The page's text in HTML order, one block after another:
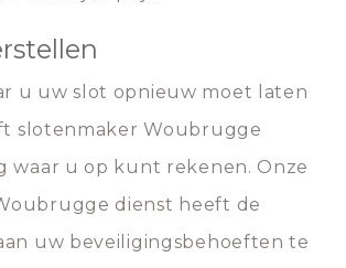
u uw slot opnieuw moet laten
slotenmaker Woubrugge
waar u op kunt rekenen. Onze
dienst heeft de
uw beveiligingsbehoeften te